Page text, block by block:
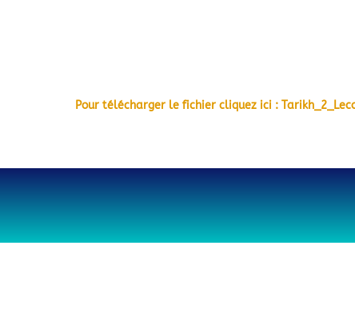
Pour télécharger le fichier cliquez ici :